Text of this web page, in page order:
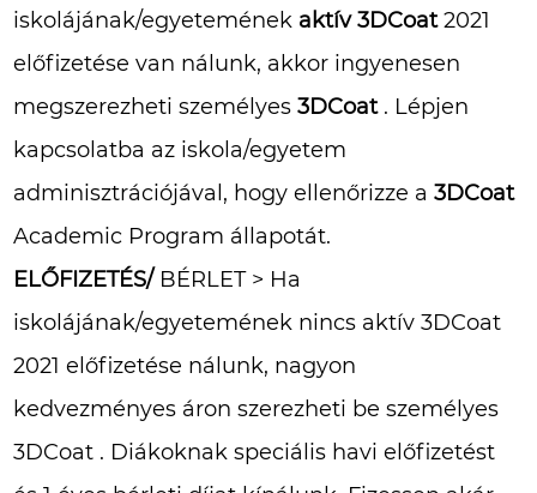
iskolájának/egyetemének aktív 3DCoat2021
előfizetése van nálunk, akkor ingyenesen
megszerezheti személyes3DCoat. Lépjen
kapcsolatba az iskola/egyetem
adminisztrációjával, hogy ellenőrizze a3DCoat
Academic Program állapotát.
ELŐFIZETÉS/BÉRLET > Ha
iskolájának/egyetemének nincs aktív 3DCoat
2021 előfizetése nálunk, nagyon
kedvezményes áron szerezheti be személyes
3DCoat . Diákoknak speciális havi előfizetést